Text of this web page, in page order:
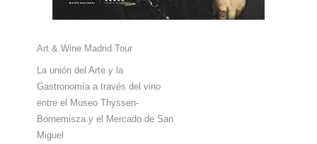
Art & Wine Madrid Tour
La unión del Arte y la
Gastronomía a través del vino
entre el Museo Thyssen-
Bornemisza y el Mercado de San
Miguel